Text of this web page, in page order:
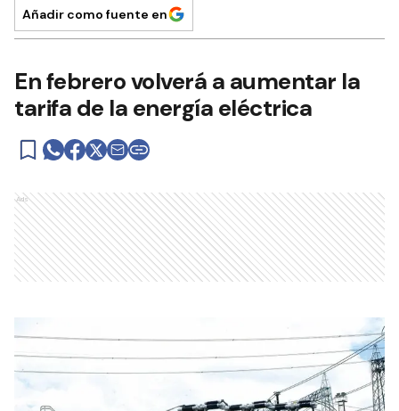
Añadir como fuente en
En febrero volverá a aumentar la
tarifa de la energía eléctrica
Ads